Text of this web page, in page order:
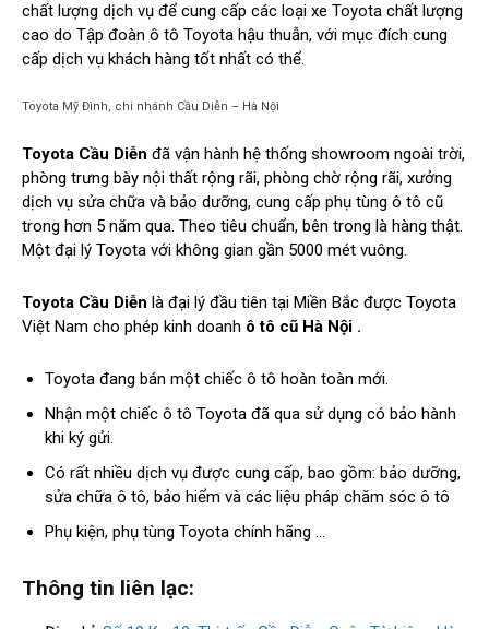
chất lượng dịch vụ để cung cấp các loại xe Toyota chất lượng
cao do Tập đoàn ô tô Toyota hậu thuẫn, với mục đích cung
cấp dịch vụ khách hàng tốt nhất có thể.
Toyota Mỹ Đình, chi nhánh Cầu Diễn – Hà Nội
Toyota Cầu Diễn đã vận hành hệ thống showroom ngoài trời,
phòng trưng bày nội thất rộng rãi, phòng chờ rộng rãi, xưởng
dịch vụ sửa chữa và bảo dưỡng, cung cấp phụ tùng ô tô cũ
trong hơn 5 năm qua. Theo tiêu chuẩn, bên trong là hàng thật.
Một đại lý Toyota với không gian gần 5000 mét vuông.
Toyota Cầu Diễn là đại lý đầu tiên tại Miền Bắc được Toyota
Việt Nam cho phép kinh doanh ô tô cũ Hà Nội .
Toyota đang bán một chiếc ô tô hoàn toàn mới.
Nhận một chiếc ô tô Toyota đã qua sử dụng có bảo hành
khi ký gửi.
Có rất nhiều dịch vụ được cung cấp, bao gồm: bảo dưỡng,
sửa chữa ô tô, bảo hiểm và các liệu pháp chăm sóc ô tô
Phụ kiện, phụ tùng Toyota chính hãng …
Thông tin liên lạc: